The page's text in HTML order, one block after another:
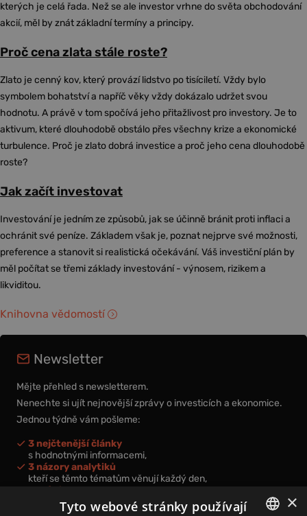
kterých je celá řada. Než se ale investor vrhne do světa obchodování
akcií, měl by znát základní termíny a principy.
Proč cena zlata stále roste?
Zlato je cenný kov, který provází lidstvo po tisíciletí. Vždy bylo
symbolem bohatství a napříč věky vždy dokázalo udržet svou
hodnotu. A právě v tom spočívá jeho přitažlivost pro investory. Je to
aktivum, které dlouhodobě obstálo přes všechny krize a ekonomické
turbulence. Proč je zlato dobrá investice a proč jeho cena dlouhodobě
roste?
Jak začít investovat
Investování je jedním ze způsobů, jak se účinně bránit proti inflaci a
ochránit své peníze. Základem však je, poznat nejprve své možnosti,
preference a stanovit si realistická očekávání. Váš investiční plán by
měl počítat se třemi základy investování - výnosem, rizikem a
likviditou.
Knihovna vědomostí
Newsletter
Mějte přehled s newsletterem.
Nenechte si ujít nejnovější zprávy o investicích a ekonomice.
Jednou týdně vám pošleme:
3 nejčtenější články
s hodnotnými informacemi,
3 názory analytiků
kteří se těmto tématům věnují každý den,
nová videa a podcasty
k prohloubení vašich znalostí.
×
Tyto webové stránky používají